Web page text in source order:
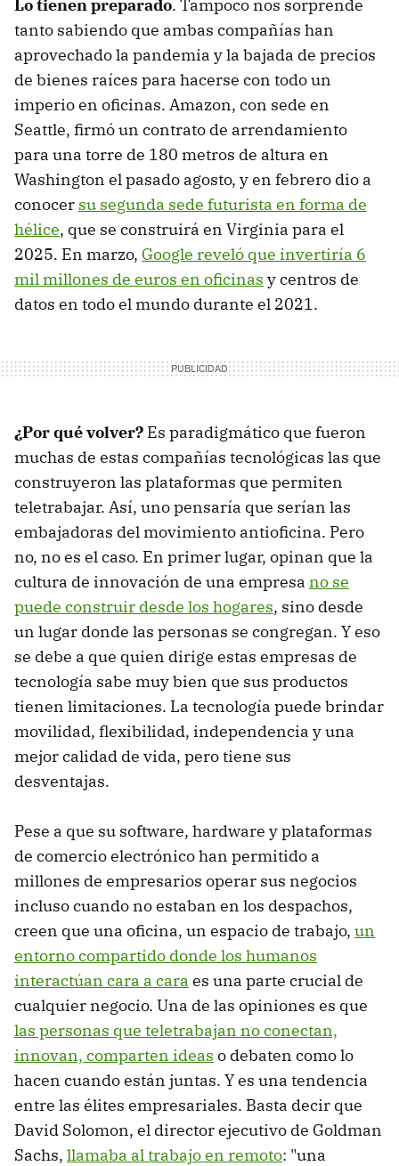
Lo tienen preparado. Tampoco nos sorprende
tanto sabiendo que ambas compañías han
aprovechado la pandemia y la bajada de precios
de bienes raíces para hacerse con todo un
imperio en oficinas. Amazon, con sede en
Seattle, firmó un contrato de arrendamiento
para una torre de 180 metros de altura en
Washington el pasado agosto, y en febrero dio a
conocer su segunda sede futurista en forma de
hélice, que se construirá en Virginia para el
2025. En marzo, Google reveló que invertiría 6
mil millones de euros en oficinas y centros de
datos en todo el mundo durante el 2021.
¿Por qué volver? Es paradigmático que fueron
muchas de estas compañías tecnológicas las que
construyeron las plataformas que permiten
teletrabajar. Así, uno pensaría que serían las
embajadoras del movimiento antioficina. Pero
no, no es el caso. En primer lugar, opinan que la
cultura de innovación de una empresa no se
puede construir desde los hogares, sino desde
un lugar donde las personas se congregan. Y eso
se debe a que quien dirige estas empresas de
tecnología sabe muy bien que sus productos
tienen limitaciones. La tecnología puede brindar
movilidad, flexibilidad, independencia y una
mejor calidad de vida, pero tiene sus
desventajas.
Pese a que su software, hardware y plataformas
de comercio electrónico han permitido a
millones de empresarios operar sus negocios
incluso cuando no estaban en los despachos,
creen que una oficina, un espacio de trabajo, un
entorno compartido donde los humanos
interactúan cara a cara es una parte crucial de
cualquier negocio. Una de las opiniones es que
las personas que teletrabajan no conectan,
innovan, comparten ideas o debaten como lo
hacen cuando están juntas. Y es una tendencia
entre las élites empresariales. Basta decir que
David Solomon, el director ejecutivo de Goldman
Sachs, llamaba al trabajo en remoto: "una